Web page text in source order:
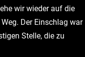
wir wieder auf die
Der Einschlag war
Stelle, die zu